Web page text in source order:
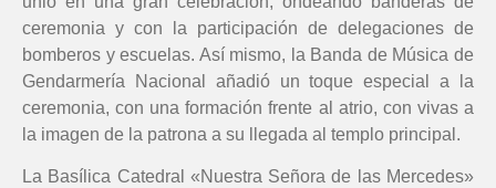
ceremonia y con la participación de delegaciones de
bomberos y escuelas. Así mismo, la Banda de Música de
Gendarmería Nacional añadió un toque especial a la
ceremonia, con una formación frente al atrio, con vivas a
la imagen de la patrona a su llegada al templo principal.
La Basílica Catedral «Nuestra Señora de las Mercedes»